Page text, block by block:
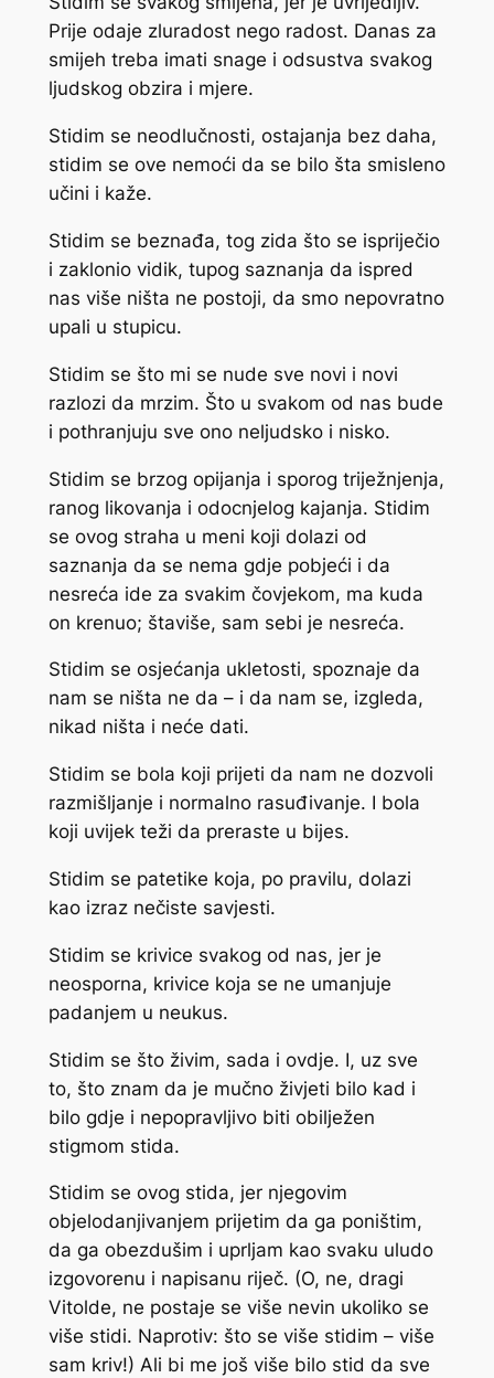
Prije odaje zluradost nego radost. Danas za
smijeh treba imati snage i odsustva svakog
ljudskog obzira i mjere.
Stidim se neodlučnosti, ostajanja bez daha,
stidim se ove nemoći da se bilo šta smisleno
učini i kaže.
Stidim se beznađa, tog zida što se ispriječio
i zaklonio vidik, tupog saznanja da ispred
nas više ništa ne postoji, da smo nepovratno
upali u stupicu.
Stidim se što mi se nude sve novi i novi
razlozi da mrzim. Što u svakom od nas bude
i pothranjuju sve ono neljudsko i nisko.
Stidim se brzog opijanja i sporog triježnjenja,
ranog likovanja i odocnjelog kajanja. Stidim
se ovog straha u meni koji dolazi od
saznanja da se nema gdje pobjeći i da
nesreća ide za svakim čovjekom, ma kuda
on krenuo; štaviše, sam sebi je nesreća.
Stidim se osjećanja ukletosti, spoznaje da
nam se ništa ne da – i da nam se, izgleda,
nikad ništa i neće dati.
Stidim se bola koji prijeti da nam ne dozvoli
razmišljanje i normalno rasuđivanje. I bola
koji uvijek teži da preraste u bijes.
Stidim se patetike koja, po pravilu, dolazi
kao izraz nečiste savjesti.
Stidim se krivice svakog od nas, jer je
neosporna, krivice koja se ne umanjuje
padanjem u neukus.
Stidim se što živim, sada i ovdje. I, uz sve
to, što znam da je mučno živjeti bilo kad i
bilo gdje i nepopravljivo biti obilježen
stigmom stida.
Stidim se ovog stida, jer njegovim
objelodanjivanjem prijetim da ga poništim,
da ga obezdušim i uprljam kao svaku uludo
izgovorenu i napisanu riječ. (O, ne, dragi
Vitolde, ne postaje se više nevin ukoliko se
više stidi. Naprotiv: što se više stidim – više
sam kriv!) Ali bi me još više bilo stid da sve